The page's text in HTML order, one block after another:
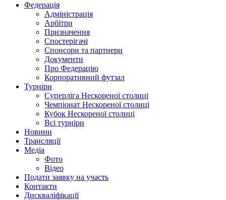
Федерація
Адміністрація
Арбітри
Призначення
Спостерігачі
Спонсори та партнери
Документи
Про Федерацію
Корпоративний футзал
Турніри
Суперліга Нескореної столиці
Чемпіонат Нескореної столиці
Кубок Нескореної столиці
Всі турніри
Новини
Трансляції
Медіа
Фото
Відео
Подати заявку на участь
Контакти
Дискваліфікації